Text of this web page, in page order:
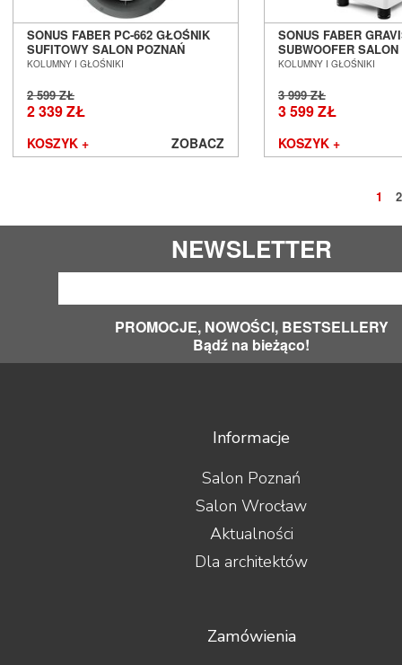
SONUS FABER PC-662 GŁOŚNIK
SUFITOWY SALON POZNAŃ
WROCŁAW
KOLUMNY I GŁOŚNIKI
2 599 ZŁ
2 339 ZŁ
KOSZYK + ZOBACZ
SONUS FABER
SUBWOOFER
WROCŁAW
KOLUMNY I GŁOŚNIKI
3 999 ZŁ
3 599 ZŁ
KOSZYK +
1 2
NEWSLETTER
PROMOCJE, NOWOŚCI, BESTSELLERY
Bądź na bieżąco!
Informacje
Salon Poznań
Salon Wrocław
Aktualności
Dla architektów
Zamówienia